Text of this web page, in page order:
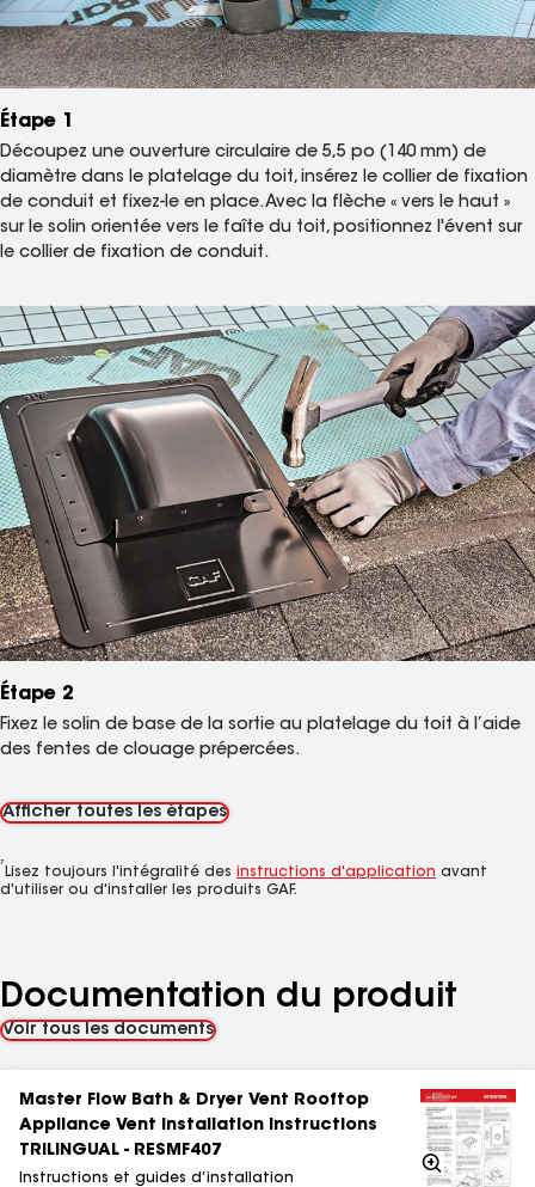
Étape 1
Découpez une ouverture circulaire de 5,5 po (140 mm) de
diamètre dans le platelage du toit, insérez le collier de fixation
de conduit et fixez-le en place. Avec la flèche « vers le haut »
sur le solin orientée vers le faîte du toit, positionnez l'évent sur
le collier de fixation de conduit.
Étape 2
Fixez le solin de base de la sortie au platelage du toit à l’aide
des fentes de clouage prépercées.
Afficher toutes les étapes
7
Lisez toujours l'intégralité des instructions d'application avant
d'utiliser ou d'installer les produits GAF.
Documentation du produit
Voir tous les documents
Master Flow Bath & Dryer Vent Rooftop
Appliance Vent Installation Instructions
TRILINGUAL - RESMF407
Instructions et guides d’installation
Agrandir